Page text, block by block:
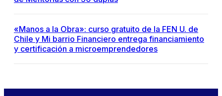
«Manos a la Obra»: curso gratuito de la FEN U. de
Chile y Mi barrio Financiero entrega financiamiento
y certificación a microemprendedores